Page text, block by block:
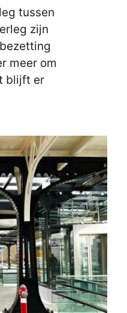
tussen
zijn
meer om
blijft er